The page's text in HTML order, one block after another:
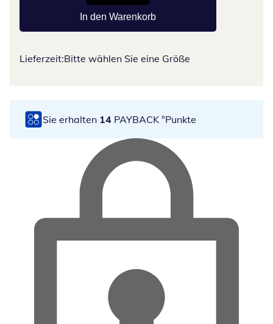
In den Warenkorb
Lieferzeit:Bitte wählen Sie eine Größe
Sie erhalten 14 PAYBACK °Punkte